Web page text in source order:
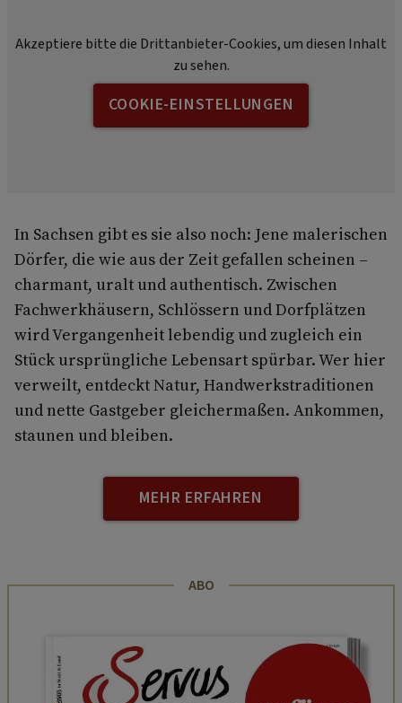
Akzeptiere bitte die Drittanbieter-Cookies, um diesen Inhalt
zu sehen.
COOKIE-EINSTELLUNGEN
In Sachsen gibt es sie also noch: Jene malerischen
Dörfer, die wie aus der Zeit gefallen scheinen –
charmant, uralt und authentisch. Zwischen
Fachwerkhäusern, Schlössern und Dorfplätzen
wird Vergangenheit lebendig und zugleich ein
Stück ursprüngliche Lebensart spürbar. Wer hier
verweilt, entdeckt Natur, Handwerkstraditionen
und nette Gastgeber gleichermaßen. Ankommen,
staunen und bleiben.
MEHR ERFAHREN
ABO